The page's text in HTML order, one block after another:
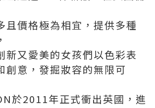
且價格極為相宜，提供多種
新又愛美的女孩們以色彩表
創意，發掘妝容的無限可
於2011年正式衝出英國，進